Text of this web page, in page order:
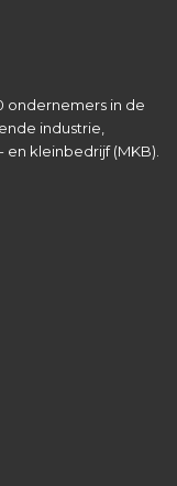
ondernemers in de
industrie,
kleinbedrijf (MKB).